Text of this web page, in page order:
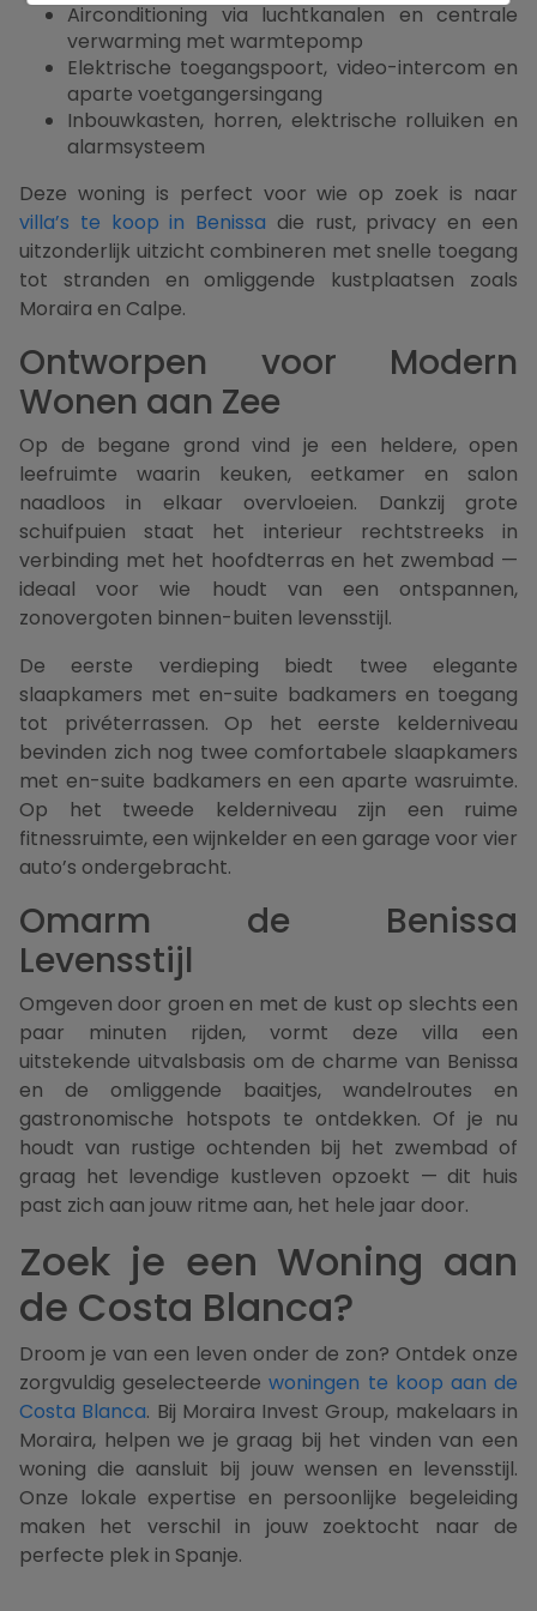
Airconditioning via luchtkanalen en centrale
verwarming met warmtepomp
Elektrische toegangspoort, video-intercom en
aparte voetgangersingang
Inbouwkasten, horren, elektrische rolluiken en
alarmsysteem
Deze woning is perfect voor wie op zoek is naar
villa’s te koop in Benissa die rust, privacy en een
uitzonderlijk uitzicht combineren met snelle toegang
tot stranden en omliggende kustplaatsen zoals
Moraira en Calpe.
Ontworpen voor Modern
Wonen aan Zee
Op de begane grond vind je een heldere, open
leefruimte waarin keuken, eetkamer en salon
naadloos in elkaar overvloeien. Dankzij grote
schuifpuien staat het interieur rechtstreeks in
verbinding met het hoofdterras en het zwembad —
ideaal voor wie houdt van een ontspannen,
zonovergoten binnen-buiten levensstijl.
De eerste verdieping biedt twee elegante
slaapkamers met en-suite badkamers en toegang
tot privéterrassen. Op het eerste kelderniveau
bevinden zich nog twee comfortabele slaapkamers
met en-suite badkamers en een aparte wasruimte.
Op het tweede kelderniveau zijn een ruime
fitnessruimte, een wijnkelder en een garage voor vier
auto’s ondergebracht.
Omarm de Benissa
Levensstijl
Omgeven door groen en met de kust op slechts een
paar minuten rijden, vormt deze villa een
uitstekende uitvalsbasis om de charme van Benissa
en de omliggende baaitjes, wandelroutes en
gastronomische hotspots te ontdekken. Of je nu
houdt van rustige ochtenden bij het zwembad of
graag het levendige kustleven opzoekt — dit huis
past zich aan jouw ritme aan, het hele jaar door.
Zoek je een Woning aan
de Costa Blanca?
Droom je van een leven onder de zon? Ontdek onze
zorgvuldig geselecteerde woningen te koop aan de
Costa Blanca. Bij Moraira Invest Group, makelaars in
Moraira, helpen we je graag bij het vinden van een
woning die aansluit bij jouw wensen en levensstijl.
Onze lokale expertise en persoonlijke begeleiding
maken het verschil in jouw zoektocht naar de
perfecte plek in Spanje.